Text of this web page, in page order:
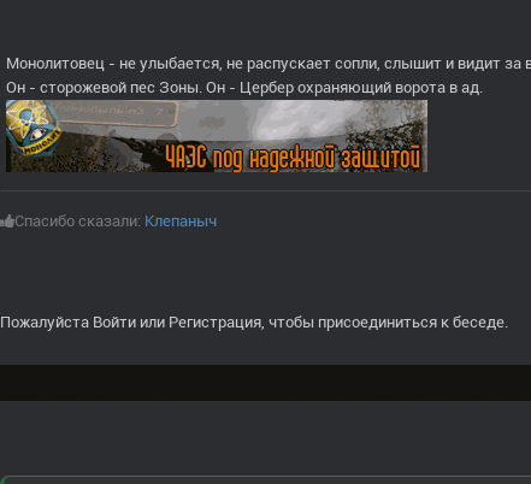
Монолитовец - не улыбается, не распускает сопли, слышит и видит за
Он - сторожевой пес Зоны. Он - Цербер охраняющий ворота в ад.
Спасибо сказали: Клепаныч
Пожалуйста Войти или Регистрация , чтобы присоединиться к беседе.